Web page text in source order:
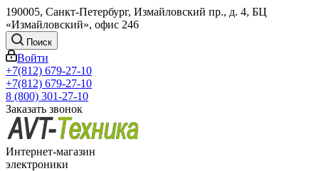
190005, Санкт-Петербург, Измайловский пр., д. 4, БЦ
«Измайловский», офис 246
Поиск
Войти
+7(812) 679-27-10
+7(812) 679-27-10
8 (800) 301-27-10
Заказать звонок
Интернет-магазин
электроники